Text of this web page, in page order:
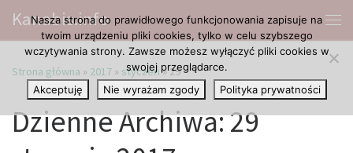
Przejdź do treści
Kanabis.info
Strona główna » 2017 » styczeń » 29
Dzienne Archiwa:29
Nasza strona do prawidłowego funkcjonowania zapisuje na
twoim urządzeniu pliki cookies, tylko w celu szybszego
wczytywania strony. Zawsze możesz wyłączyć pliki cookies w
swojej przeglądarce.
Akceptuję
Nie wyrażam zgody Polityka prywatności